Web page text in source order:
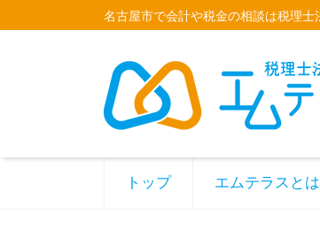
名古屋市で会計や税金の相談は税理士
トップ エムテラスとは